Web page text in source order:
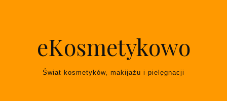
eKosmetykowo
Świat kosmetyków, makijażu i pielęgnacji